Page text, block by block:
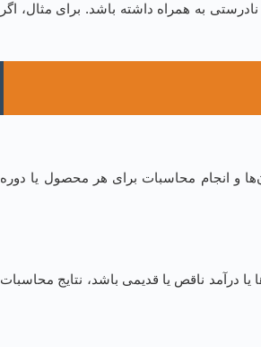
به همراه داشته باشد. برای مثال، اگر
و انجام محاسبات برای هر محصول یا دوره
درآمد ناقص یا قدیمی باشد، نتایج محاسبات